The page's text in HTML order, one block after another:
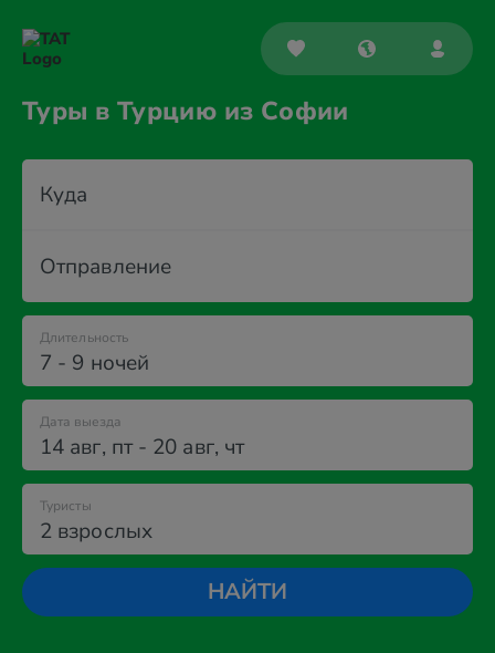
Туры в Турцию из Софии
Куда
Отправление
7 - 9 ночей
Длительность
Дата выезда
14 авг, пт- 20 авг, чт
2 взрослых
Туристы
НАЙТИ